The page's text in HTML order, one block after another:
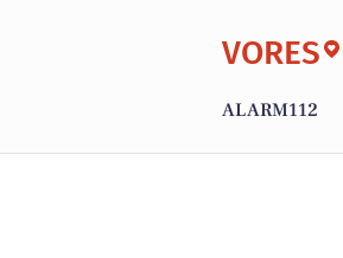
VORES
ALARM112